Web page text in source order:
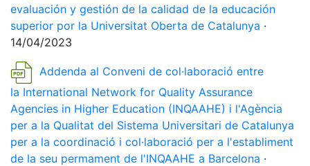
evaluación y gestión de la calidad de la educación
superior por la Universitat Oberta de Catalunya ·
14/04/2023
Addenda al Conveni de col·laboració entre
la International Network for Quality Assurance
Agencies in Higher Education (INQAAHE) i l'Agència
per a la Qualitat del Sistema Universitari de Catalunya
per a la coordinació i col·laboració per a l'establiment
de la seu permament de l'INQAAHE a Barcelona ·